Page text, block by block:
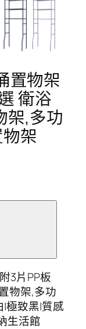
置物架
衛浴
架,多功
架
3片PP板
物架,多功
極致黑|質感
生活館